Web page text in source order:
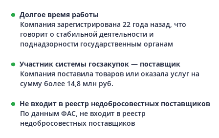
Долгое время работы
Компания зарегистрирована 22 года назад, что
говорит о стабильной деятельности и
поднадзорности государственным органам
Участник системы госзакупок — поставщик
Компания поставила товаров или оказала услуг на
сумму более 14,8 млн руб.
Не входит в реестр недобросовестных поставщиков
По данным ФАС, не входит в реестр
недобросовестных поставщиков